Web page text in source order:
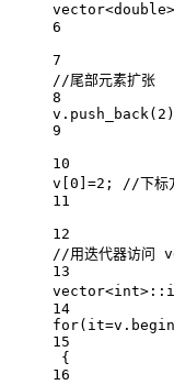
vector<double
6
7
//尾部元素扩张
8
v. push_back( 2
9
10
v[ 0 =2 ;
//下标
11
12
//用迭代器访问
13
vector<int
14
for(it=v. begin
15
{
16